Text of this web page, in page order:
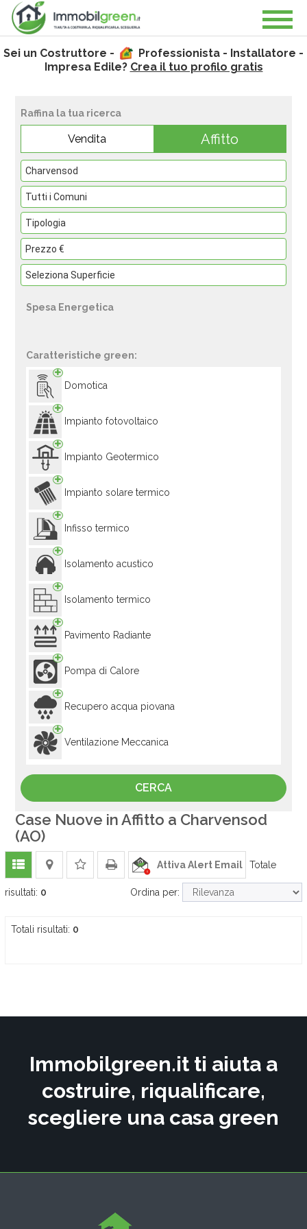
Sei un Costruttore -
Professionista - Installatore -
Impresa Edile? Crea il tuo profilo gratis
Raffina la tua ricerca
Vendita Affitto
Spesa Energetica
Caratteristiche green:
Domotica
Impianto fotovoltaico
Impianto Geotermico
Impianto solare termico
Infisso termico
Isolamento acustico
Isolamento termico
Pavimento Radiante
Pompa di Calore
Recupero acqua piovana
Ventilazione Meccanica
Case Nuove in Affitto a Charvensod
(AO)
Attiva Alert Email Totale
risultati: 0 Ordina per:
Totali risultati: 0
Immobilgreen.it ti aiuta a
costruire, riqualificare,
scegliere una casa green